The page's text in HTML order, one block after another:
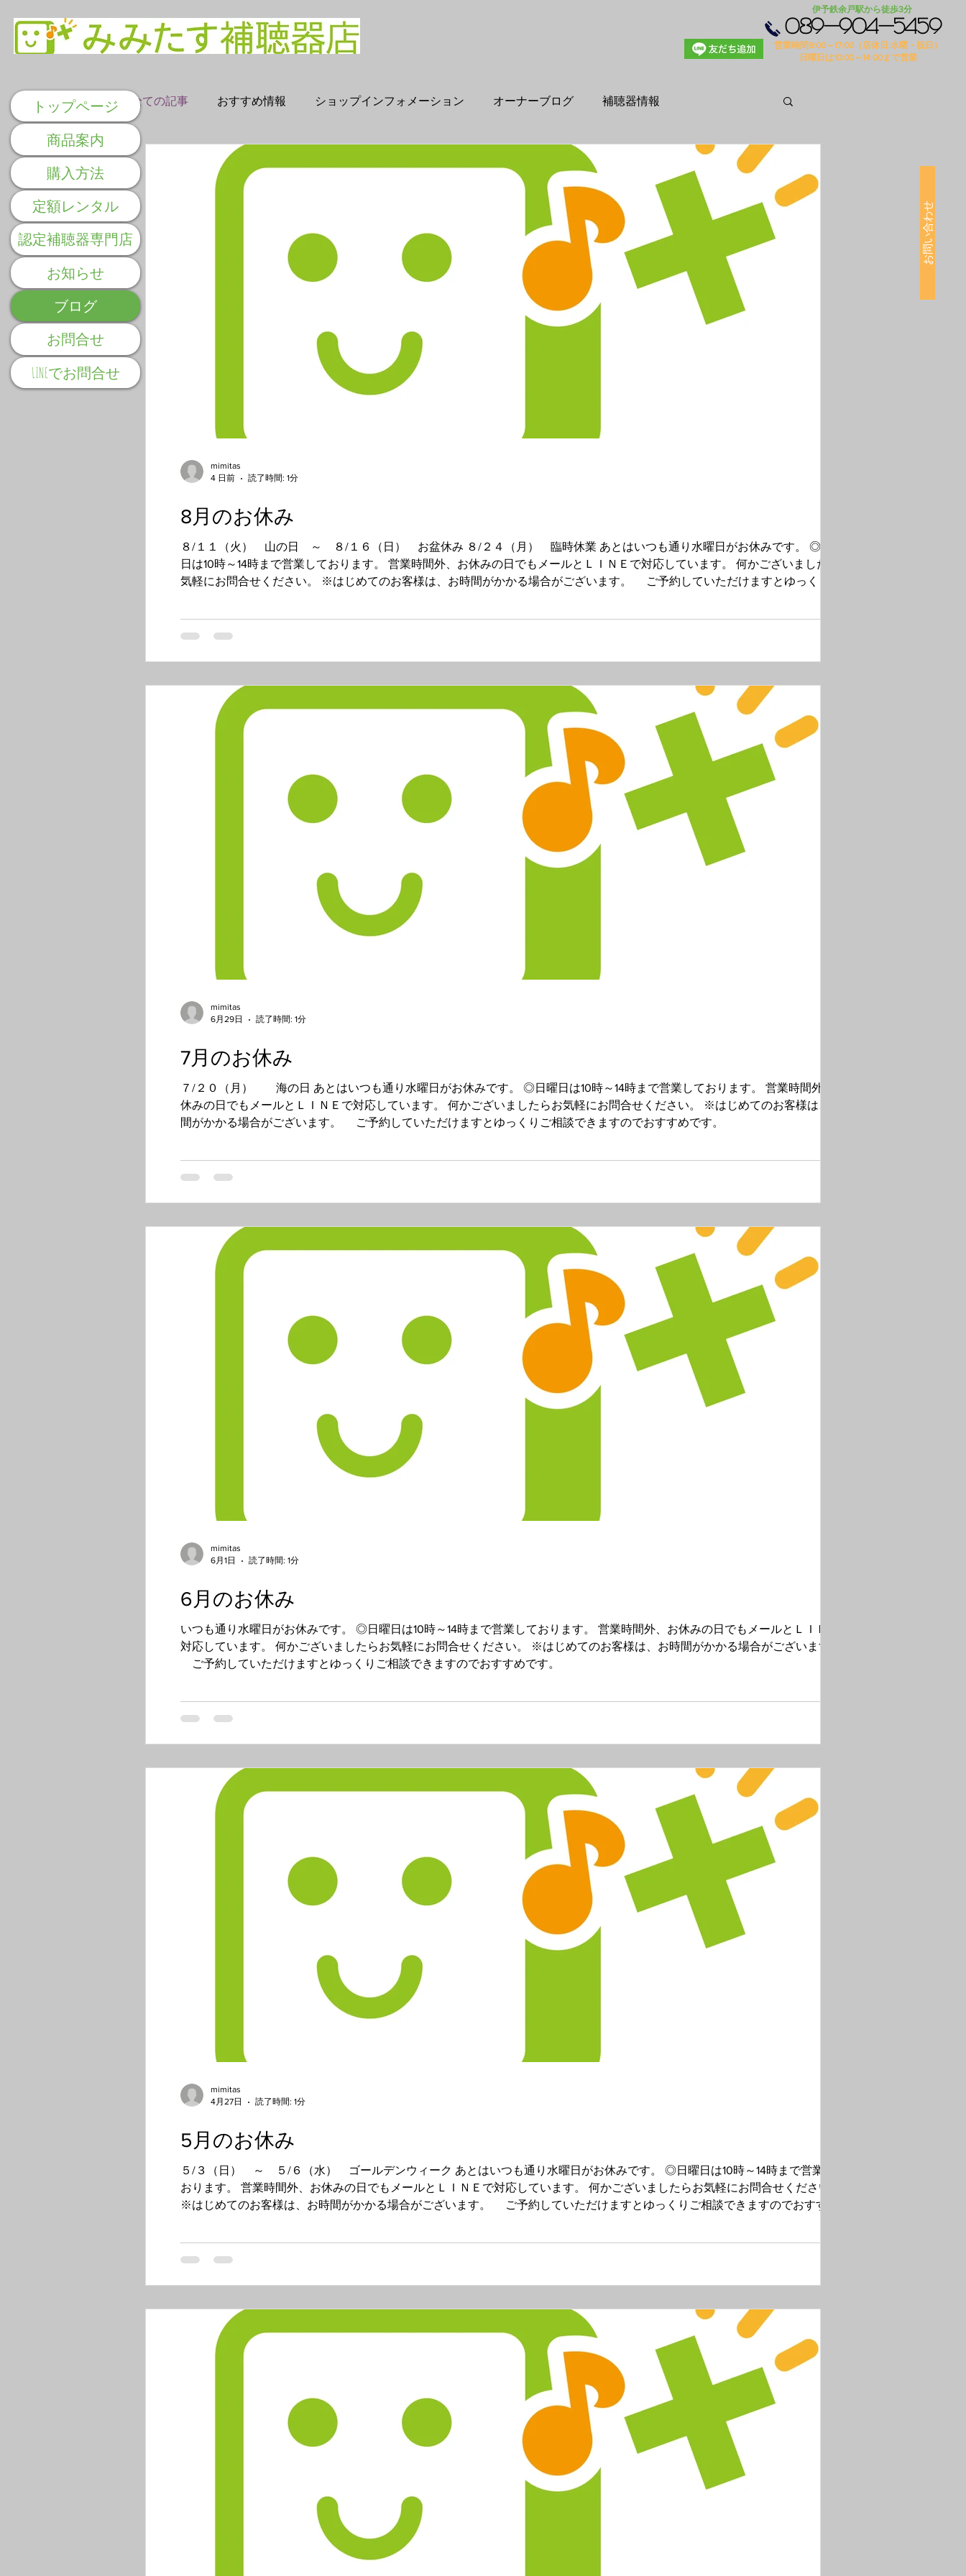
トップページ
商品案内
購入方法
定額レンタル
認定補聴器専門店
お知らせ
ブログ
お問合せ
LINEでお問合せ
お問い合わせ
089-904-5459
​伊予鉄余戸駅から徒歩3分
​営業時間9:00～17:00（店休日:水曜・祝日）
​日曜日は10:00～14:00まで営業
全ての記事 おすすめ情報 ショップインフォメーション オーナーブログ 補聴器情報
8月のお休み
８/１１（火） 山の日 ～ ８/１６（日） お盆休み ８/２４（月） 臨時休業 あとはいつも通り水曜日がお休みです。 ◎日曜
日は10時～14時まで営業しております。 営業時間外、お休みの日でもメールとＬＩＮＥで対応しています。 何かございましたらお
気軽にお問合せください。 ※はじめてのお客様は、お時間がかかる場合がございます。 ご予約していただけますとゆっくりご相
mimitas
4 日前
読了時間: 1分
7月のお休み
７/２０（月） 海の日 あとはいつも通り水曜日がお休みです。 ◎日曜日は10時～14時まで営業しております。 営業時間外、お
休みの日でもメールとＬＩＮＥで対応しています。 何かございましたらお気軽にお問合せください。 ※はじめてのお客様は、お時
間がかかる場合がございます。 ご予約していただけますとゆっくりご相談できますのでおすすめです。
mimitas
6月29日
読了時間: 1分
6月のお休み
いつも通り水曜日がお休みです。 ◎日曜日は10時～14時まで営業しております。 営業時間外、お休みの日でもメールとＬＩＮＥで
対応しています。 何かございましたらお気軽にお問合せください。 ※はじめてのお客様は、お時間がかかる場合がございます。
ご予約していただけますとゆっくりご相談できますのでおすすめです。
mimitas
6月1日
読了時間: 1分
5月のお休み
５/３（日） ～ ５/６（水） ゴールデンウィーク あとはいつも通り水曜日がお休みです。 ◎日曜日は10時～14時まで営業して
おります。 営業時間外、お休みの日でもメールとＬＩＮＥで対応しています。 何かございましたらお気軽にお問合せください。
※はじめてのお客様は、お時間がかかる場合がございます。 ご予約していただけますとゆっくりご相談できますのでおすすめで
mimitas
4月27日
読了時間: 1分